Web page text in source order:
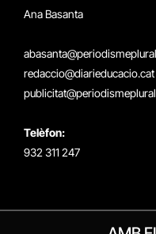
Ana Basanta
redaccio@diarieducacio.cat
Telèfon:
932 311 247